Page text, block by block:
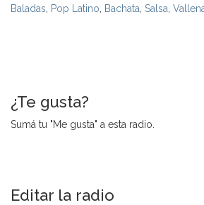
Baladas Pop Latino Bachata Salsa
¿Te gusta?
Sumá tu "Me gusta" a esta radio.
Editar la radio